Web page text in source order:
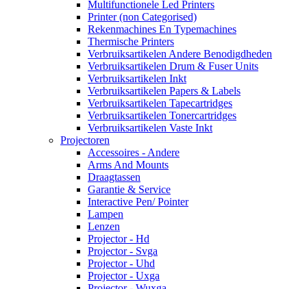
Multifunctionele Led Printers
Printer (non Categorised)
Rekenmachines En Typemachines
Thermische Printers
Verbruiksartikelen Andere Benodigdheden
Verbruiksartikelen Drum & Fuser Units
Verbruiksartikelen Inkt
Verbruiksartikelen Papers & Labels
Verbruiksartikelen Tapecartridges
Verbruiksartikelen Tonercartridges
Verbruiksartikelen Vaste Inkt
Projectoren
Accessoires - Andere
Arms And Mounts
Draagtassen
Garantie & Service
Interactive Pen/ Pointer
Lampen
Lenzen
Projector - Hd
Projector - Svga
Projector - Uhd
Projector - Uxga